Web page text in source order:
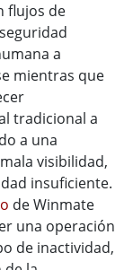
flujos de
a
mientras que
tradicional a
a una
visibilidad,
insuficiente.
de Winmate
una operación
de inactividad,